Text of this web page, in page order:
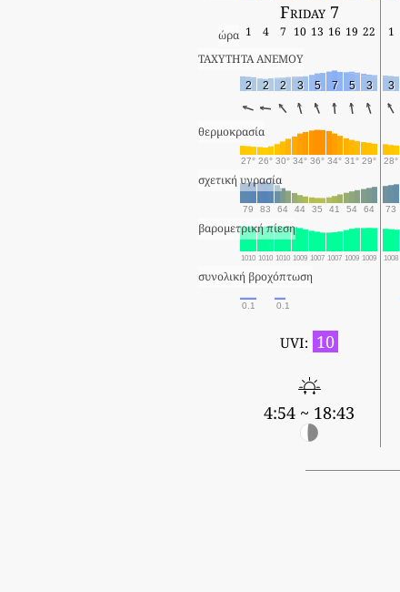
Friday 7
ώρα 1 4 7 10 13 16 19 22 1
ΤΑΧΥΤΗΤΑ ΑΝΕΜΟΥ
2 2 2 3 5 7 5 3 3
θερμοκρασία
27° 26° 30° 34° 36° 34° 31° 29° 28°
σχετική υγρασία
79 83 64 44 35 41 54 64 73
βαρομετρική πίεση
1010 1010 1010 1009 1007 1007 1009 1009 1008
συνολική βροχόπτωση
0.1 0.1
UVI: 10
4:54 ~ 18:43